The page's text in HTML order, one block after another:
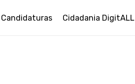
Candidaturas Cidadania DigitALL